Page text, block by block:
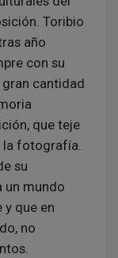
Toribio
año
con su
cantidad
que teje
la fotografía.
su
un mundo
y que en
no